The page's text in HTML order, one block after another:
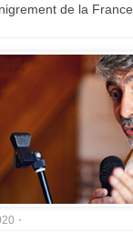
de la France.